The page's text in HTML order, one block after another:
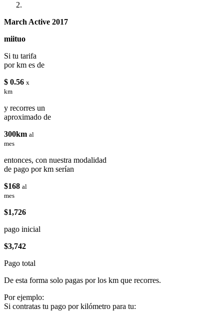
March Active 2017
miituo
Si tu tarifa
por km es de
$ 0.56 x
km
y recorres un
aproximado de
300km al
mes
entonces, con nuestra modalidad
de pago por km serían
$168 al
mes
$1,726
pago inicial
$3,742
Pago total
De esta forma solo pagas por los km que recorres.
Por ejemplo:
Si contratas tu pago por kilómetro para tu: